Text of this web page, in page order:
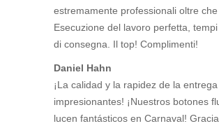
estremamente professionali oltre che
Esecuzione del lavoro perfetta,
di consegna. Il top! Complimenti!
Daniel Hahn
¡La calidad y la rapidez de la
impresionantes! ¡Nuestros botones
lucen fantásticos en Carnaval!